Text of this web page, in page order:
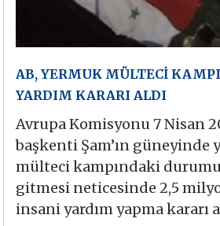
AB, YERMUK MÜLTECİ
YARDIM KARARI ALDI
Avrupa Komisyonu 7 Nisan
başkenti Şam’ın güneyinde
mülteci kampındaki
gitmesi neticesinde 2,5
insani yardım yapma kararı